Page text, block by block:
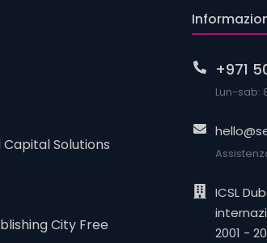
Solutions
City Free
+971
Lun-sab:
ICSL
2001 -